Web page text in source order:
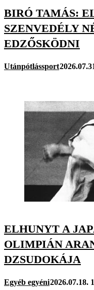
BIRÓ TAMÁS:
SZENVEDÉLY
EDZŐSKÖDNI
Utánpótlássport
ELHUNYT A
OLIMPIÁN
DZSUDOKÁJA
Egyéb egyéni2026.07.18.